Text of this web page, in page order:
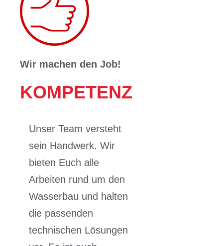
Wir machen den Job!
KOMPETENZ
Unser Team versteht
sein Handwerk. Wir
bieten Euch alle
Arbeiten rund um den
Wasserbau und halten
die passenden
technischen Lösungen